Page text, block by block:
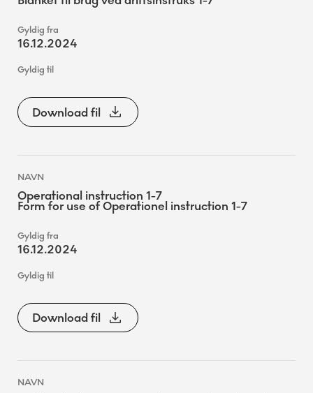
16.12.2024
Download fil
Operational instruction 1-7
Form for use of Operationel instruction 1-7
16.12.2024
Download fil